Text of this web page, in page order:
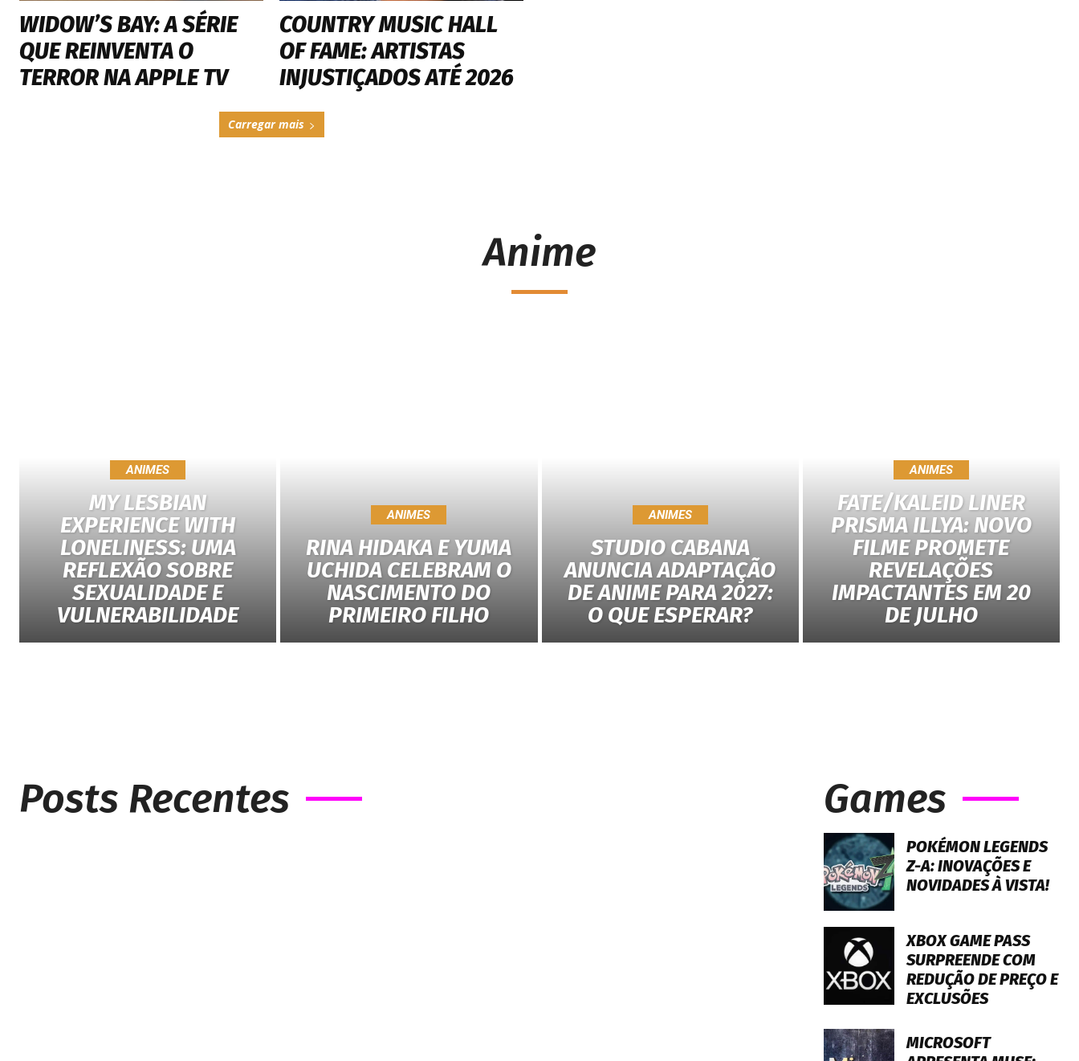
WIDOW’S BAY: A SÉRIE
QUE REINVENTA O
TERROR NA APPLE TV
COUNTRY MUSIC HALL
OF FAME: ARTISTAS
INJUSTIÇADOS ATÉ 2026
Carregar mais
Anime
ANIMES
MY LESBIAN
EXPERIENCE WITH
LONELINESS: UMA
REFLEXÃO SOBRE
SEXUALIDADE E
VULNERABILIDADE
ANIMES
RINA HIDAKA E YUMA
UCHIDA CELEBRAM O
NASCIMENTO DO
PRIMEIRO FILHO
ANIMES
STUDIO CABANA
ANUNCIA ADAPTAÇÃO
DE ANIME PARA 2027:
O QUE ESPERAR?
ANIMES
FATE/KALEID LINER
PRISMA ILLYA: NOVO
FILME PROMETE
REVELAÇÕES
IMPACTANTES EM 20
DE JULHO
Posts Recentes Games
POKÉMON LEGENDS
Z-A: INOVAÇÕES E
NOVIDADES À VISTA!
XBOX GAME PASS
SURPREENDE COM
REDUÇÃO DE PREÇO E
EXCLUSÕES
MICROSOFT